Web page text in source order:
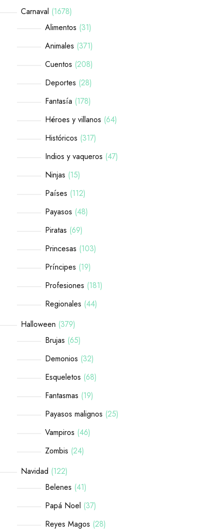
Carnaval 1678
Alimentos 31
Animales 371
Cuentos 208
Deportes 28
Fantasía 178
Héroes y villanos 64
Históricos 317
Indios y vaqueros 47
Ninjas 15
Países 112
Payasos 48
Piratas 69
Princesas 103
Príncipes 19
Profesiones 181
Regionales 44
Halloween 379
Brujas 65
Demonios 32
Esqueletos 68
Fantasmas 19
Payasos malignos 25
Vampiros 46
Zombis 24
Navidad 122
Belenes 41
Papá Noel 37
Reyes Magos 28